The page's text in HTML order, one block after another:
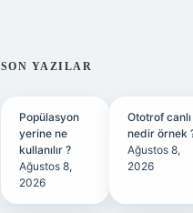
SIDEBAR
SON YAZILAR
Popülasyon
yerine ne
kullanılır ?
Ağustos 8,
2026
Ototrof canlı
nedir örnek
Ağustos 8,
2026